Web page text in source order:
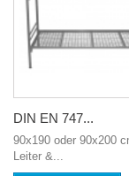
DIN EN 747...
90x190 oder 90x200
Leiter &...